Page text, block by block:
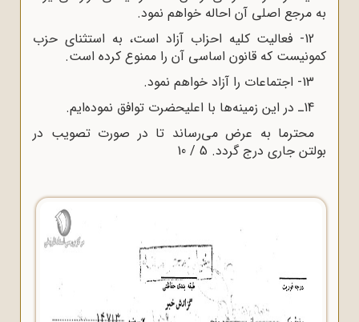
به مرجع اصلى آن احاله خواهم نمود.
12- فعالیت کلیه احزاب آزاد است، به استثنای حزب
کمونیست که قانون اساسی آن را ممنوع کرده است.
محترما به عرض می‌رساند تا در صورت تصویب در
بولتن جارى درج گردد. 5 / 10